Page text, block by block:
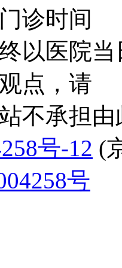
诊时间
以医院
点，请
不承担
号-12 (
号